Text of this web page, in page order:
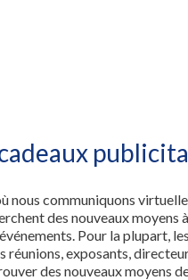
nous communiquons
des nouveaux
Pour la plupart,
réunions, exposants,
des nouveaux moyens